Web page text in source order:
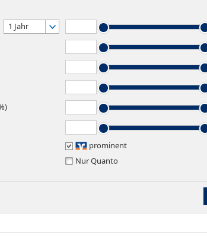
1 Jahr
prominent
Nur Quanto